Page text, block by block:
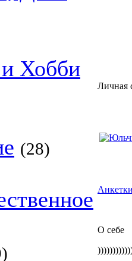
Хобби
(28)
Личная
О себе